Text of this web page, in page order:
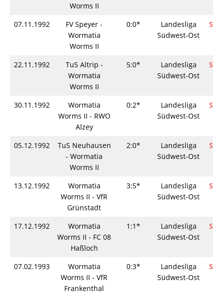
Worms II
07.11.1992
FV Speyer -
Wormatia
Worms II
0:0*
Landesliga
Südwest-Ost
22.11.1992
TuS Altrip -
Wormatia
Worms II
5:0*
Landesliga
Südwest-Ost
30.11.1992
Wormatia
Worms II - RWO
Alzey
0:2*
Landesliga
Südwest-Ost
05.12.1992
TuS Neuhausen
- Wormatia
Worms II
2:0*
Landesliga
Südwest-Ost
13.12.1992
Wormatia
Worms II - VfR
Grünstadt
3:5*
Landesliga
Südwest-Ost
17.12.1992
Wormatia
Worms II - FC 08
Haßloch
1:1*
Landesliga
Südwest-Ost
07.02.1993
Wormatia
Worms II - VfR
Frankenthal
0:3*
Landesliga
Südwest-Ost